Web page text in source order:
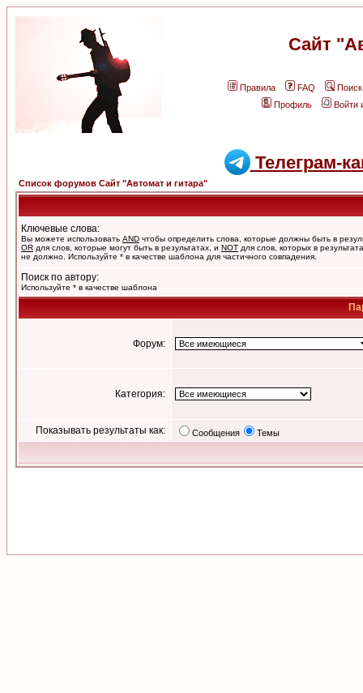
Сайт
Правила FAQ
Поиск
Профиль
Войти
Телеграм-
Список форумов Сайт "Автомат и гитара"
Ключевые слова:
Вы можете использовать AND чтобы определить слова, которые должны быть в
OR для слов, которые могут быть в результатах, и NOT для слов, которых в
не должно. Используйте * в качестве шаблона для частичного совпадения.
Поиск по автору:
Используйте * в качестве шаблона
Форум:
Категория:
Показывать результаты как: Сообщения Темы